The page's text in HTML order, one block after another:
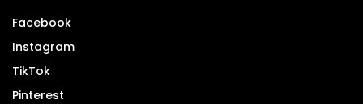
Facebook
Instagram
TikTok
Pinterest